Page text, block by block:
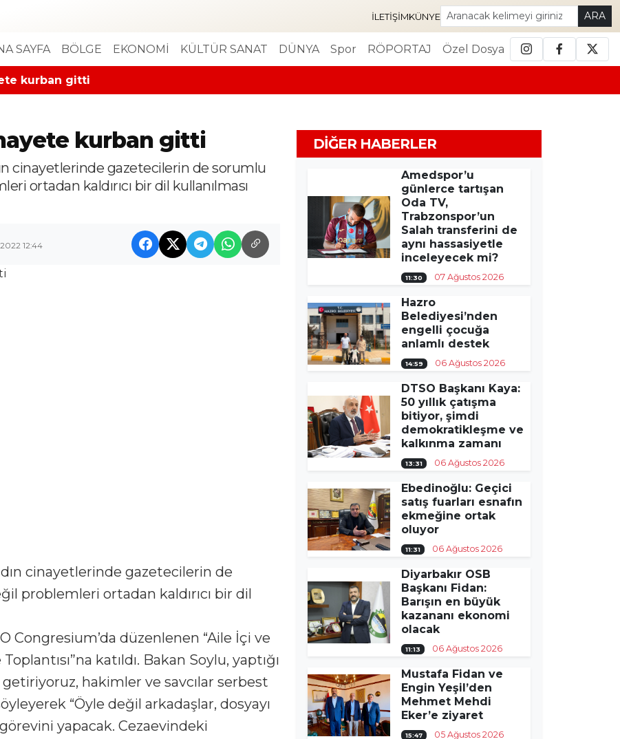
İLETIŞIMKÜNYE ARA
SAYFA BÖLGE EKONOMİ KÜLTÜR SANAT DÜNYA Spor RÖPORTAJ Özel Dosya
kurban gitti
kurban gitti
cinayetlerinde gazetecilerin de sorumlu
ortadan kaldırıcı bir dil kullanılması
12:44
cinayetlerinde gazetecilerin de
problemleri ortadan kaldırıcı bir dil
Congresium’da düzenlenen “Aile İçi ve
katıldı. Bakan Soylu, yaptığı
hakimler ve savcılar serbest
“Öyle değil arkadaşlar, dosyayı
yapacak. Cezaevindeki
DIĞER HABERLER
Amedspor’u
günlerce tartışan
Oda TV,
Trabzonspor’un
Salah transferini de
aynı hassasiyetle
inceleyecek mi?
11:30 07 Ağustos 2026
Hazro
Belediyesi’nden
engelli çocuğa
anlamlı destek
14:59 06 Ağustos 2026
DTSO Başkanı Kaya:
50 yıllık çatışma
bitiyor, şimdi
demokratikleşme ve
kalkınma zamanı
13:31 06 Ağustos 2026
Ebedinoğlu: Geçici
satış fuarları esnafın
ekmeğine ortak
oluyor
11:31 06 Ağustos 2026
Diyarbakır OSB
Başkanı Fidan:
Barışın en büyük
kazananı ekonomi
olacak
11:13 06 Ağustos 2026
Mustafa Fidan ve
Engin Yeşil’den
Mehmet Mehdi
Eker’e ziyaret
15:47 05 Ağustos 2026